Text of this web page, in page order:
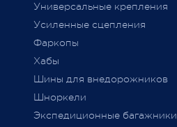
Универсальные крепления
Усиленные сцепления
Фаркопы
Хабы
Шины для внедорожников
Шноркели
Экспедиционные багажники